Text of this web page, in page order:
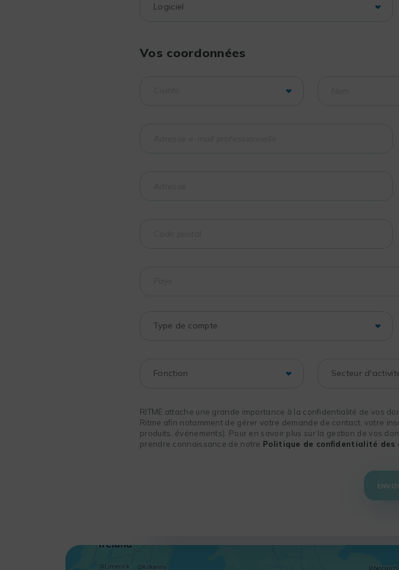
Vos coordonnées
RITME attache une grande importance à la confidentialité de vos
Ritme afin notamment de gérer votre demande de contact, votre
produits, événements). Pour en savoir plus sur la gestion de vos
prendre connaissance de notre Politique de confidentialité des